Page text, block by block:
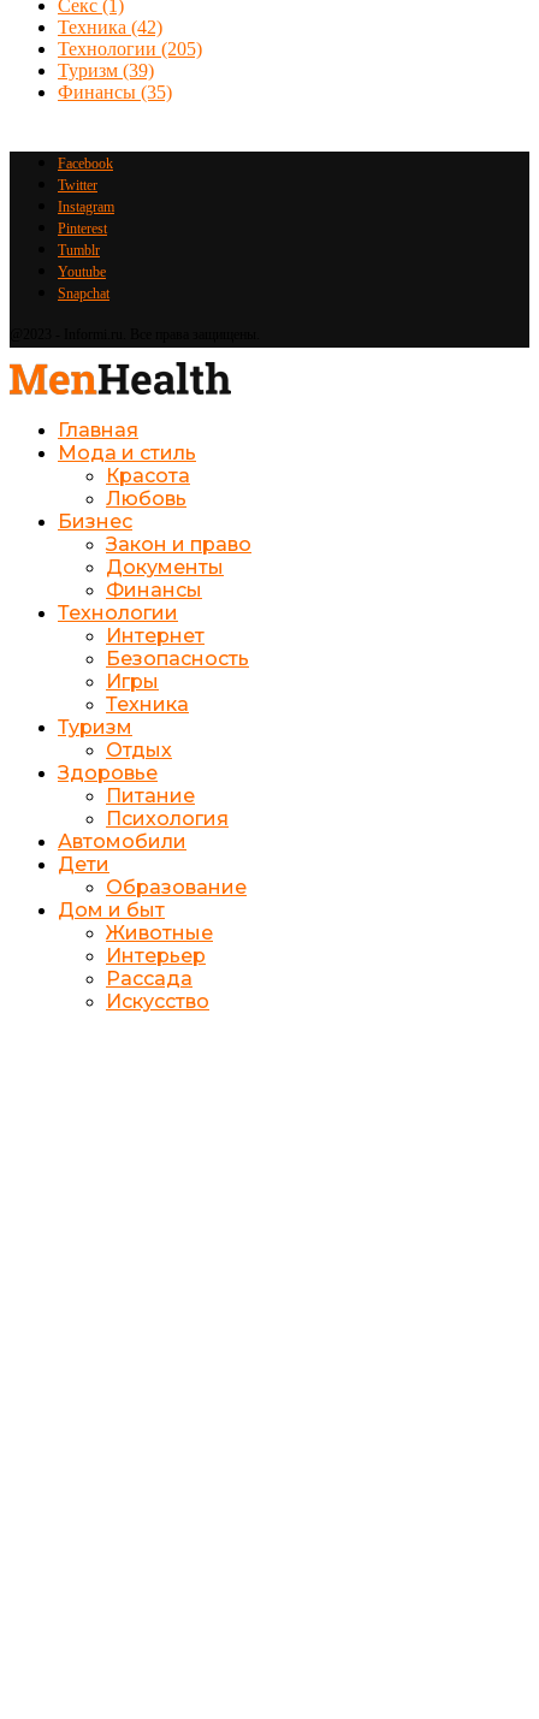
Секс (1)
Техника (42)
Технологии (205)
Туризм (39)
Финансы (35)
Facebook
Twitter
Instagram
Pinterest
Tumblr
Youtube
Snapchat
Главная
Мода и стиль
Красота
Любовь
Бизнес
Закон и право
Документы
Финансы
Технологии
Интернет
Безопасность
Игры
Техника
Туризм
Отдых
Здоровье
Питание
Психология
Автомобили
Дети
Образование
Дом и быт
Животные
Интерьер
Рассада
Искусство